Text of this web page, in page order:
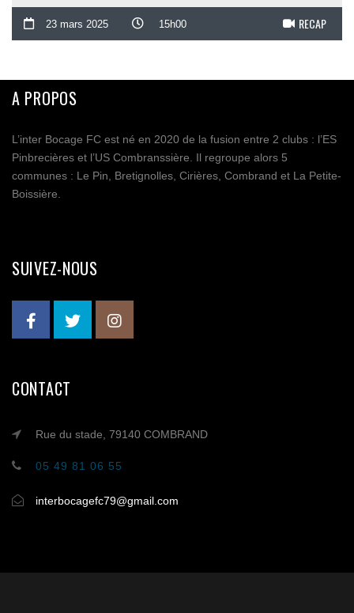
23 mars 2025 15h00 RECAP
A PROPOS
L’inter Bocage FC est né en 2020 de la fusion entre 2 clubs : l’ES
Pinbrecières et l’US Combranssière. Il regroupe alors 5
communes : Le Pin, Bretignolles, Cirières, Combrand et La Petite-
Boissière.
SUIVEZ-NOUS
CONTACT
Rue du stade, 79140 COMBRAND
05 49 81 06 55
interbocagefc79@gmail.com